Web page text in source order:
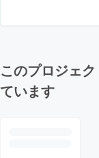
このプロジェ
ています